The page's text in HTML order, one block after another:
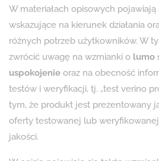
W materiałach opisowych pojawiają
wskazujące na kierunek działania
różnych potrzeb użytkowników. W
zwrócić uwagę na wzmianki o lumo
uspokojenie oraz na obecność
testów i weryfikacji, tj. „test verino
tym, że produkt jest prezentowany
oferty testowanej lub
jakości.